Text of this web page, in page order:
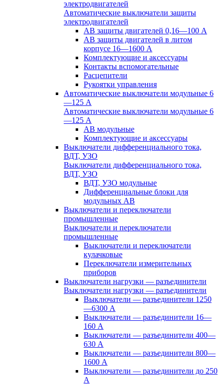
электродвигателей
Автоматические выключатели защиты
электродвигателей
АВ защиты двигателей 0,16—100 А
АВ защиты двигателей в литом
корпусе 16—1600 А
Комплектующие и аксессуары
Контакты вспомогательные
Расцепители
Рукоятки управления
Автоматические выключатели модульные 6
—125 А
Автоматические выключатели модульные 6
—125 А
АВ модульные
Комплектующие и аксессуары
Выключатели дифференциального тока,
ВДТ, УЗО
Выключатели дифференциального тока,
ВДТ, УЗО
ВДТ, УЗО модульные
Дифференциальные блоки для
модульных АВ
Выключатели и переключатели
промышленные
Выключатели и переключатели
промышленные
Выключатели и переключатели
кулачковые
Переключатели измерительных
приборов
Выключатели нагрузки — разъединители
Выключатели нагрузки — разъединители
Выключатели — разъединители 1250
—6300 А
Выключатели — разъединители 16—
160 А
Выключатели — разъединители 400—
630 А
Выключатели — разъединители 800—
1600 А
Выключатели — разъединители до 250
А